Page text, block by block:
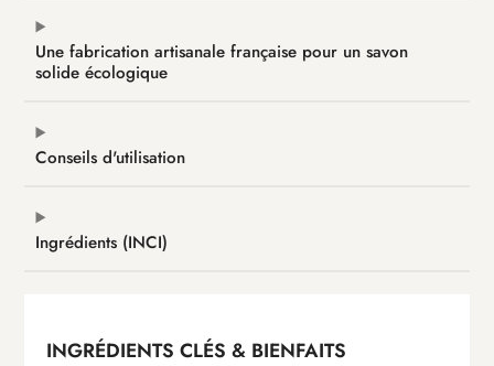
Une fabrication artisanale française pour un savon
solide écologique
Conseils d'utilisation
Ingrédients (INCI)
INGRÉDIENTS CLÉS & BIENFAITS